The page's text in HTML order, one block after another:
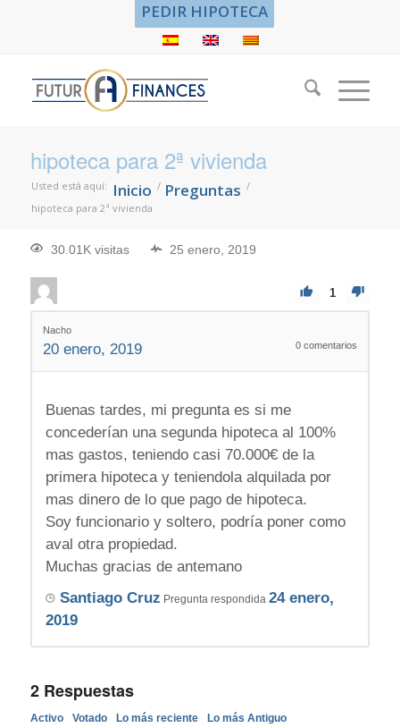
PEDIR HIPOTECA
hipoteca para 2ª vivienda
Usted está aquí: Inicio / Preguntas /
hipoteca para 2ª vivienda
30.01K visitas 25 enero, 2019
1
Nacho
20 enero, 2019 0 comentarios
Buenas tardes, mi pregunta es si me
concederían una segunda hipoteca al 100%
mas gastos, teniendo casi 70.000€ de la
primera hipoteca y teniendola alquilada por
mas dinero de lo que pago de hipoteca.
Soy funcionario y soltero, podría poner como
aval otra propiedad.
Muchas gracias de antemano
Santiago Cruz Pregunta respondida 24 enero,
2019
2Respuestas
Activo Votado Lo más reciente Lo más Antiguo